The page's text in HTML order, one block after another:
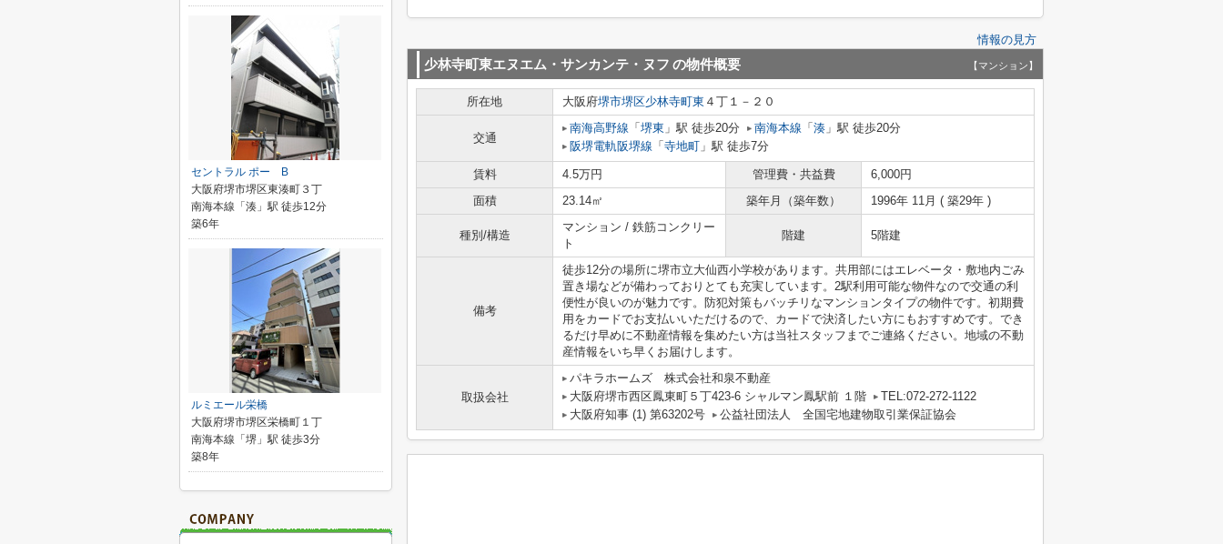
情報の見方
少林寺町東エヌエム・サンカンテ・ヌフ の物件概要 【マンション】
所在地 大阪府堺市堺区少林寺町東 ４丁１－２０
交通
南海高野線 「 堺東 」駅 徒歩20分 南海本線 「 湊 」駅 徒歩20分
阪堺電軌阪堺線 「 寺地町 」駅 徒歩7分
賃料 4.5万円 管理費・共益費
6,000円
面積
23.14㎡ 築年月（築年数） 1996年 11月 ( 築29年 )
種別/構造
マンション / 鉄筋コンクリー
ト
階建 5階建
備考
徒歩12分の場所に堺市立大仙西小学校があります。共用部にはエレベータ・敷地内ごみ
置き場などが備わっておりとても充実しています。2駅利用可能な物件なので交通の利
便性が良いのが魅力です。防犯対策もバッチリなマンションタイプの物件です。初期費
用をカードでお支払いいただけるので、カードで決済したい方にもおすすめです。でき
るだけ早めに不動産情報を集めたい方は当社スタッフまでご連絡ください。地域の不動
産情報をいち早くお届けします。
取扱会社
パキラホームズ 株式会社和泉不動産
大阪府堺市西区鳳東町５丁423-6 シャルマン鳳駅前 １階
TEL:072-272-1122
大阪府知事 (1) 第63202号
公益社団法人 全国宅地建物取引業保証協会
セントラル ポー B
大阪府堺市堺区東湊町３丁
南海本線「湊」駅 徒歩12分
築6年
ルミエール栄橋
大阪府堺市堺区栄橋町１丁
南海本線「堺」駅 徒歩3分
築8年